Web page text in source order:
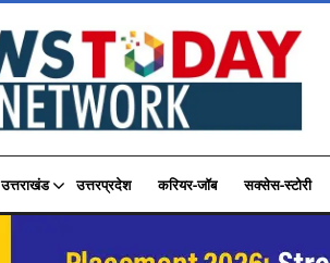
उत्तराखंड उत्तरप्रदेश करियर-जॉब सक्सेस-स्टोरी